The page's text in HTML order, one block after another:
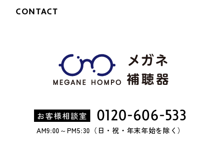
CONTACT
お客様相談室 0120-606-533
AM9:00～PM5:30（日・祝・年末年始を除く）